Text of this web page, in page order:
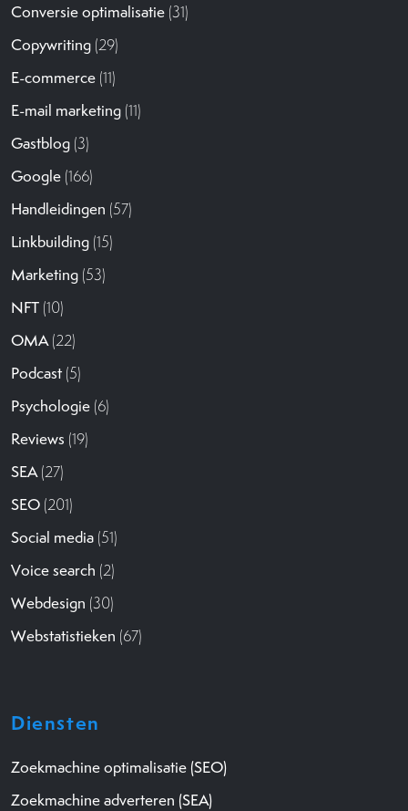
Conversie optimalisatie (31)
Copywriting (29)
E-commerce (11)
E-mail marketing (11)
Gastblog (3)
Google (166)
Handleidingen (57)
Linkbuilding (15)
Marketing (53)
NFT (10)
OMA(22)
Podcast (5)
Psychologie (6)
Reviews (19)
SEA(27)
SEO (201)
Social media (51)
Voice search (2)
Webdesign (30)
Webstatistieken (67)
Diensten
Zoekmachine optimalisatie (SEO)
Zoekmachine adverteren (SEA)